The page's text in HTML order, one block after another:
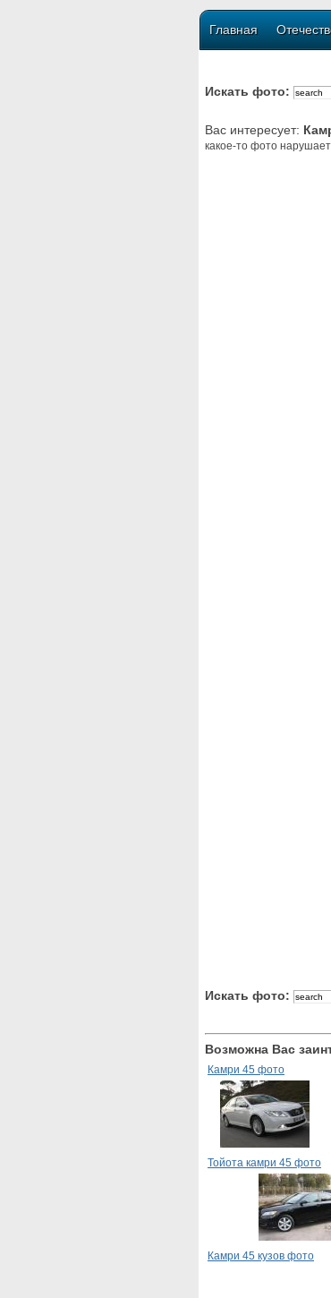
Главная
Искать фото:
Вас интересует:
какое-то фото
Искать фото:
Возможна Вас
Камри 45 фото
Тойота камри 45 фото
Камри 45 кузов фото